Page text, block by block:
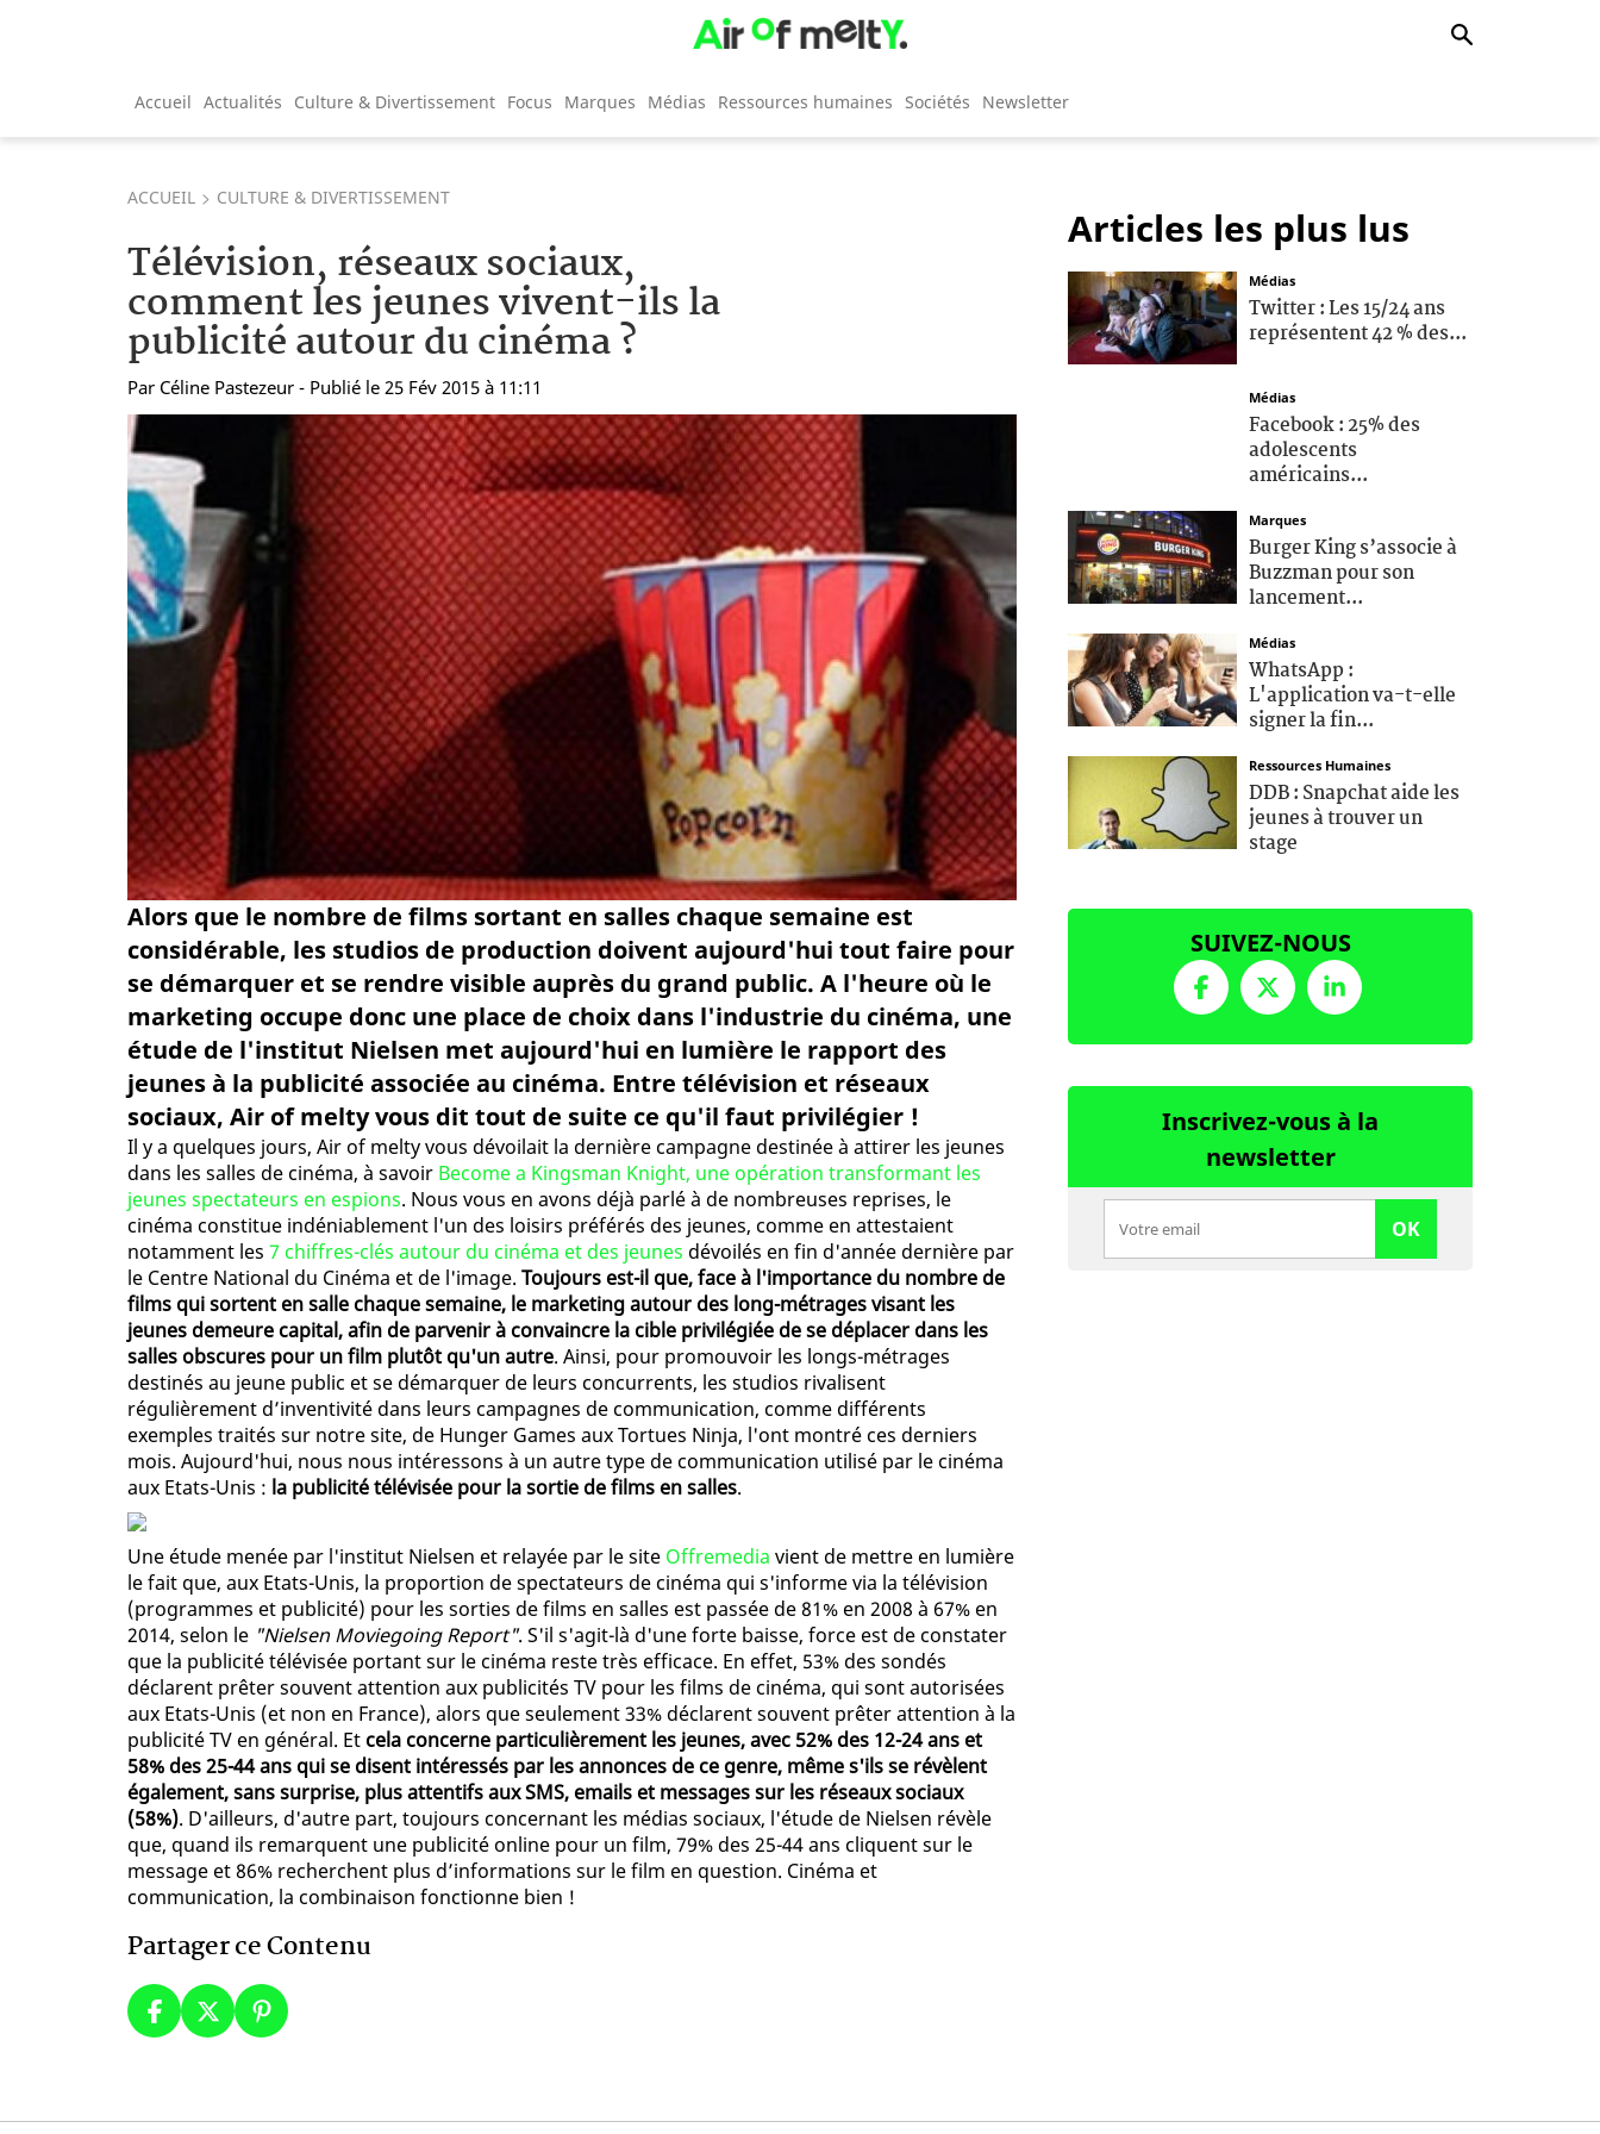
Accueil Actualités Culture & Divertissement Focus Marques Médias Ressources humaines Sociétés Newsletter
ACCUEIL CULTURE & DIVERTISSEMENT
Télévision, réseaux sociaux,
comment les jeunes vivent-ils la
publicité autour du cinéma ?
Par Céline Pastezeur - Publié le 25 Fév 2015 à 11:11
Alors que le nombre de films sortant en salles chaque semaine est
considérable, les studios de production doivent aujourd'hui tout faire pour
se démarquer et se rendre visible auprès du grand public. A l'heure où le
marketing occupe donc une place de choix dans l'industrie du cinéma, une
étude de l'institut Nielsen met aujourd'hui en lumière le rapport des
jeunes à la publicité associée au cinéma. Entre télévision et réseaux
sociaux, Air of melty vous dit tout de suite ce qu'il faut privilégier !
Il y a quelques jours, Air of melty vous dévoilait la dernière campagne destinée à attirer les jeunes
dans les salles de cinéma, à savoir Become a Kingsman Knight, une opération transformant les
jeunes spectateurs en espions. Nous vous en avons déjà parlé à de nombreuses reprises, le
cinéma constitue indéniablement l'un des loisirs préférés des jeunes, comme en attestaient
notamment les 7 chiffres-clés autour du cinéma et des jeunes dévoilés en fin d'année dernière par
le Centre National du Cinéma et de l'image. Toujours est-il que, face à l'importance du nombre de
films qui sortent en salle chaque semaine, le marketing autour des long-métrages visant les
jeunes demeure capital, afin de parvenir à convaincre la cible privilégiée de se déplacer dans les
salles obscures pour un film plutôt qu'un autre. Ainsi, pour promouvoir les longs-métrages
destinés au jeune public et se démarquer de leurs concurrents, les studios rivalisent
régulièrement d’inventivité dans leurs campagnes de communication, comme différents
exemples traités sur notre site, de Hunger Games aux Tortues Ninja, l'ont montré ces derniers
mois. Aujourd'hui, nous nous intéressons à un autre type de communication utilisé par le cinéma
aux Etats-Unis : la publicité télévisée pour la sortie de films en salles.
Une étude menée par l'institut Nielsen et relayée par le site Offremedia vient de mettre en lumière
le fait que, aux Etats-Unis, la proportion de spectateurs de cinéma qui s'informe via la télévision
(programmes et publicité) pour les sorties de films en salles est passée de 81% en 2008 à 67% en
2014, selon le "Nielsen Moviegoing Report". S'il s'agit-là d'une forte baisse, force est de constater
que la publicité télévisée portant sur le cinéma reste très efficace. En effet, 53% des sondés
déclarent prêter souvent attention aux publicités TV pour les films de cinéma, qui sont autorisées
aux Etats-Unis (et non en France), alors que seulement 33% déclarent souvent prêter attention à la
publicité TV en général. Et cela concerne particulièrement les jeunes, avec 52% des 12-24 ans et
58% des 25-44 ans qui se disent intéressés par les annonces de ce genre, même s'ils se révèlent
également, sans surprise, plus attentifs aux SMS, emails et messages sur les réseaux sociaux
(58%). D'ailleurs, d'autre part, toujours concernant les médias sociaux, l'étude de Nielsen révèle
que, quand ils remarquent une publicité online pour un film, 79% des 25-44 ans cliquent sur le
message et 86% recherchent plus d’informations sur le film en question. Cinéma et
communication, la combinaison fonctionne bien !
Partager ce Contenu
Articles les plus lus
Médias
Twitter : Les 15/24 ans
représentent 42 % des...
Médias
Facebook : 25% des
adolescents
américains...
Marques
Burger King s’associe à
Buzzman pour son
lancement...
Médias
WhatsApp :
L'application va-t-elle
signer la fin...
Ressources Humaines
DDB : Snapchat aide les
jeunes à trouver un
stage
SUIVEZ-NOUS
Inscrivez-vous à la
newsletter
OK